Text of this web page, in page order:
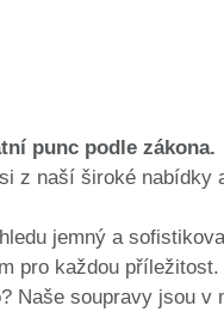
punc podle zákona.
z naší široké nabídky
jemný a
pro každou příležitost.
Naše soupravy jsou v